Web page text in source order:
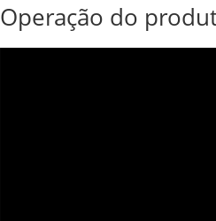
Operação do